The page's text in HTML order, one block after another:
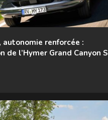
autonomie renforcée :
de l’Hymer Grand Canyon S